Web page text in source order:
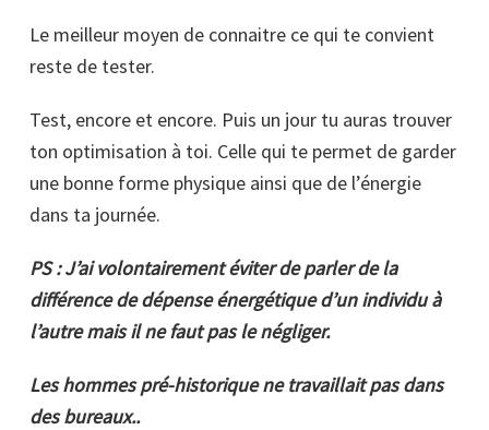
Le meilleur moyen de connaitre ce qui te convient
reste de tester.
Test, encore et encore. Puis un jour tu auras trouver
ton optimisation à toi. Celle qui te permet de garder
une bonne forme physique ainsi que de l’énergie
dans ta journée.
PS : J’ai volontairement éviter de parler de la
différence de dépense énergétique d’un individu à
l’autre mais il ne faut pas le négliger.
Les hommes pré-historique ne travaillait pas dans
des bureaux..